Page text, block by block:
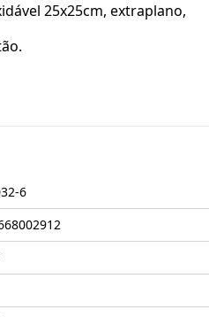
25x25cm, extraplano,
6